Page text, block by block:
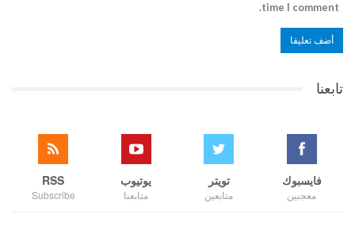
time I comment.
تابعنا
فايسبوك
معجبين
تويتر
متابعين
يوتيوب
متابعنا
RSS
Subscribe